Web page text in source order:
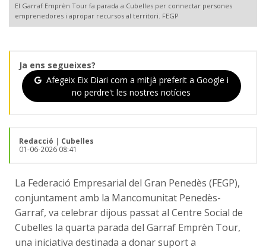
El Garraf Emprèn Tour fa parada a Cubelles per connectar persones
emprenedores i apropar recursos al territori. FEGP
Ja ens segueixes?
Afegeix Eix Diari com a mitjà preferit a Google i
no perdre't les nostres notícies
Redacció | Cubelles
01-06-2026 08:41
La Federació Empresarial del Gran Penedès (FEGP),
conjuntament amb la Mancomunitat Penedès-
Garraf, va celebrar dijous passat al Centre Social de
Cubelles la quarta parada del Garraf Emprèn Tour,
una iniciativa destinada a donar suport a